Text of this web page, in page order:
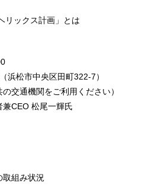
ックス計画」とは
松市中央区田町322‐7）
機関をご利用ください）
CEO 松尾一輝氏
組み状況